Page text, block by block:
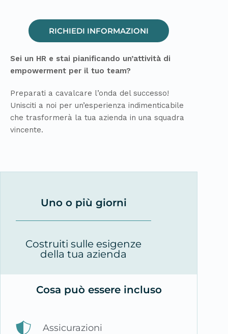
RICHIEDI INFORMAZIONI
Sei un HR e stai pianificando un’attività di
empowerment per il tuo team?
Preparati a cavalcare l’onda del successo!
Unisciti a noi per un’esperienza indimenticabile
che trasformerà la tua azienda in una squadra
vincente.
Uno o più giorni
Costruiti sulle esigenze
della tua azienda
Cosa può essere incluso
Assicurazioni